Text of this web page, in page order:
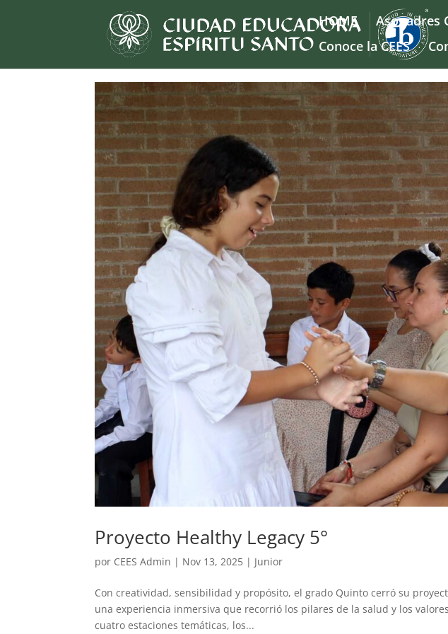
HOME Asopadres
Conoce la CEES
Proyecto Healthy Legacy 5°
por CEES Admin | Nov 13, 2025 | Junior
Con creatividad, sensibilidad y propósito, el grado Quinto cerró su
una experiencia inmersiva que recorrió los pilares de la salud y los
cuatro estaciones temáticas, los...